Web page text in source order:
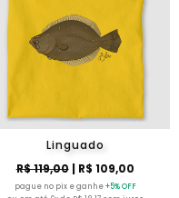
Linguado
R$ 119,00| R$ 109,00
pague no pix e ganhe+5% OFF